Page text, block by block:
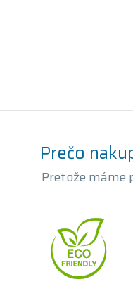
Prečo
Pretože máme